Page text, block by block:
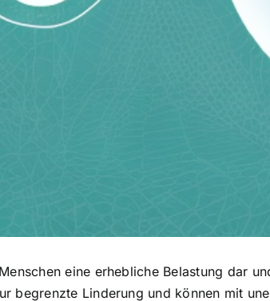
eine erhebliche Belastung dar
begrenzte Linderung und können mit